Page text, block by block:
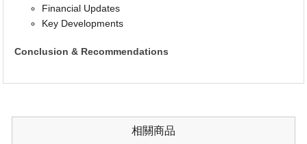
Financial Updates
Key Developments
Conclusion & Recommendations
相關商品